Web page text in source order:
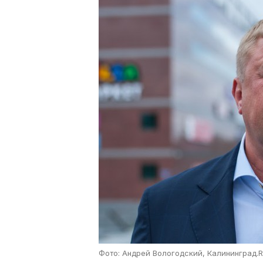
Фото: Андрей Вологодский,